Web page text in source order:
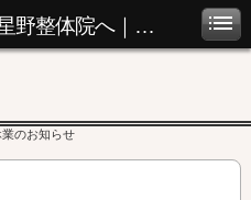
刈谷、東浦の整体は星野整体院へ｜腰痛・肩こり・座骨神経痛など
のお知らせ